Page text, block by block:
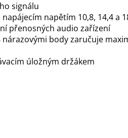
signálu
napětím 10,8, 14,4 a
přenosných audio zařízení
body zaručuje
úložným držákem